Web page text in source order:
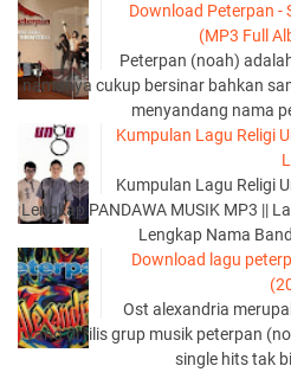
Download Peterpan -
(MP3 Full
Peterpan (noah)
namanya cukup bersinar bahkan
menyandang nama
Kumpulan Lagu Religi
Kumpulan Lagu Religi
Lengkap PANDAWA MUSIK MP3 ||
Lengkap Nama
Download lagu
Ost alexandria
yang di rilis grup musik peterpan
single hits tak